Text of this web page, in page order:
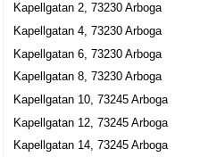
0589-14822
Kapellgatan 22 E Lgh 1204, 73245 Arboga
Johan Fredin
0589-18444
Kapellgatan 23 Lgh 1103, 73245 Arboga
Tak o
Hans Olof Larsson
Kapellgatan 2, 73230 Arboga
Kapellgatan 4, 73230 Arboga
Kapellgatan 6, 73230 Arboga
Kapellgatan 8, 73230 Arboga
Kapellgatan 10, 73245 Arboga
Kapellgatan 12, 73245 Arboga
Kapellgatan 14, 73245 Arboga